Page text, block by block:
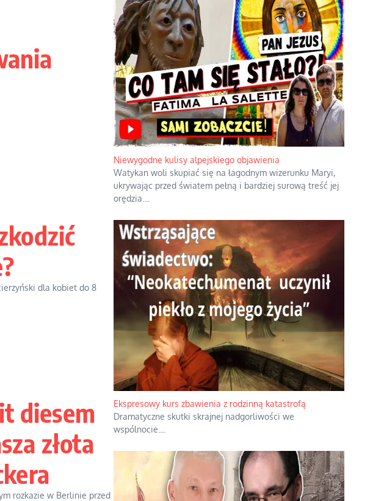
dla kobiet do 8
diesem
złota
rozkazie w Berlinie przed
Niewygodne kulisy alpejskiego objawienia
Watykan woli skupiać się na łagodnym wizerunku Maryi,
ukrywając przed światem pełną i bardziej surową treść jej
orędzia.
Ekspresowy kurs zbawienia z rodzinną katastrofą
Dramatyczne skutki skrajnej nadgorliwości we
wspólnocie.